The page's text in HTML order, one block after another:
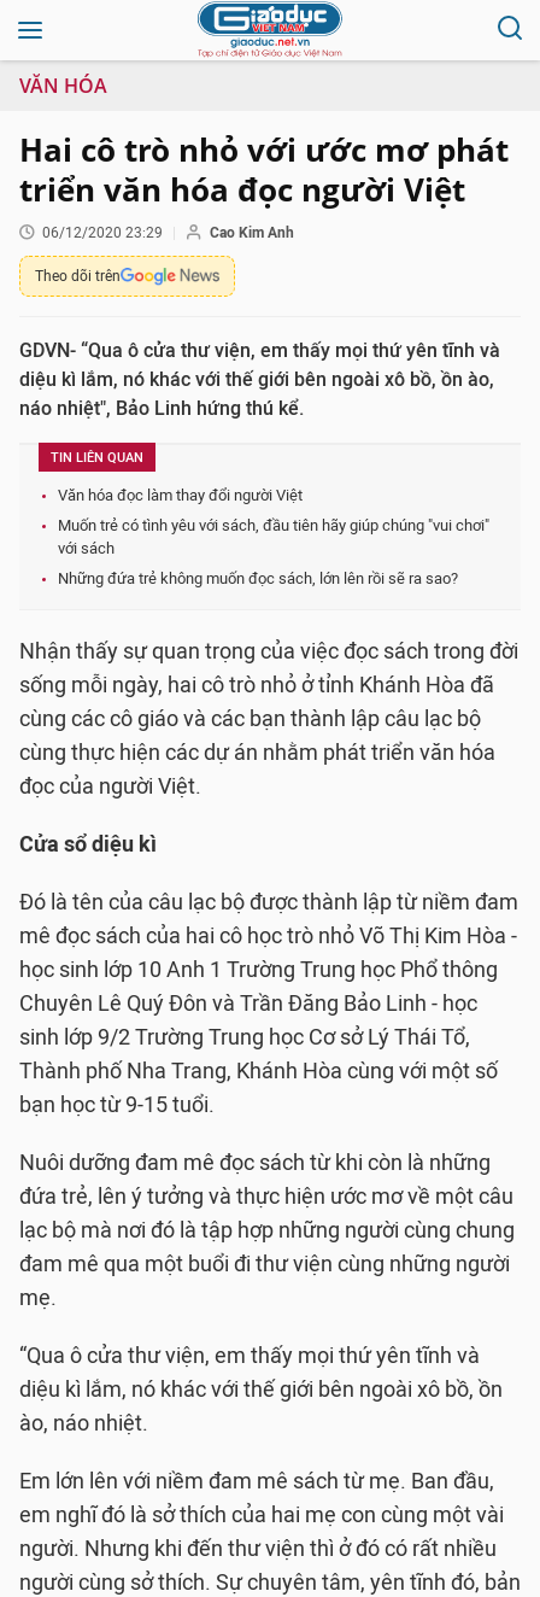
VĂN HÓA
Hai cô trò nhỏ với ước mơ phát
triển văn hóa đọc người Việt
06/12/2020 23:29 Cao Kim Anh
Theo dõi trên
GDVN- “Qua ô cửa thư viện, em thấy mọi thứ yên tĩnh và
diệu kì lắm, nó khác với thế giới bên ngoài xô bồ, ồn ào,
náo nhiệt", Bảo Linh hứng thú kể.
TIN LIÊN QUAN
Văn hóa đọc làm thay đổi người Việt
Muốn trẻ có tình yêu với sách, đầu tiên hãy giúp chúng "vui chơi"
với sách
Những đứa trẻ không muốn đọc sách, lớn lên rồi sẽ ra sao?
Nhận thấy sự quan trọng của việc đọc sách trong đời
sống mỗi ngày, hai cô trò nhỏ ở tỉnh Khánh Hòa đã
cùng các cô giáo và các bạn thành lập câu lạc bộ
cùng thực hiện các dự án nhằm phát triển văn hóa
đọc của người Việt.
Cửa sổ diệu kì
Đó là tên của câu lạc bộ được thành lập từ niềm đam
mê đọc sách của hai cô học trò nhỏ Võ Thị Kim Hòa -
học sinh lớp 10 Anh 1 Trường Trung học Phổ thông
Chuyên Lê Quý Đôn và Trần Đăng Bảo Linh - học
sinh lớp 9/2 Trường Trung học Cơ sở Lý Thái Tổ,
Thành phố Nha Trang, Khánh Hòa cùng với một số
bạn học từ 9-15 tuổi.
Nuôi dưỡng đam mê đọc sách từ khi còn là những
đứa trẻ, lên ý tưởng và thực hiện ước mơ về một câu
lạc bộ mà nơi đó là tập hợp những người cùng chung
đam mê qua một buổi đi thư viện cùng những người
mẹ.
“Qua ô cửa thư viện, em thấy mọi thứ yên tĩnh và
diệu kì lắm, nó khác với thế giới bên ngoài xô bồ, ồn
ào, náo nhiệt.
Em lớn lên với niềm đam mê sách từ mẹ. Ban đầu,
em nghĩ đó là sở thích của hai mẹ con cùng một vài
người. Nhưng khi đến thư viện thì ở đó có rất nhiều
người cùng sở thích. Sự chuyên tâm, yên tĩnh đó, bản